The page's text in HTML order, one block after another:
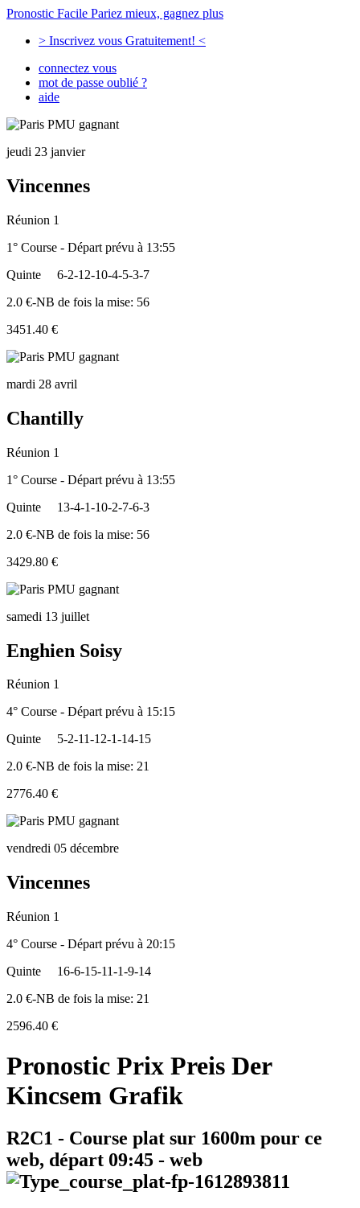
Pronostic Facile Pariez mieux, gagnez plus
> Inscrivez vous Gratuitement! <
connectez vous
mot de passe oublié ?
aide
jeudi 23 janvier
Vincennes
Réunion 1
1° Course - Départ prévu à 13:55
Quinte
6-2-12-10-4-5-3-7
2.0 €-NB de fois la mise: 56
3451.40 €
mardi 28 avril
Chantilly
Réunion 1
1° Course - Départ prévu à 13:55
Quinte
13-4-1-10-2-7-6-3
2.0 €-NB de fois la mise: 56
3429.80 €
samedi 13 juillet
Enghien Soisy
Réunion 1
4° Course - Départ prévu à 15:15
Quinte
5-2-11-12-1-14-15
2.0 €-NB de fois la mise: 21
2776.40 €
vendredi 05 décembre
Vincennes
Réunion 1
4° Course - Départ prévu à 20:15
Quinte
16-6-15-11-1-9-14
2.0 €-NB de fois la mise: 21
2596.40 €
Pronostic Prix Preis Der
Kincsem Grafik
R2C1 - Course plat sur 1600m pour ce
web, départ 09:45 - web